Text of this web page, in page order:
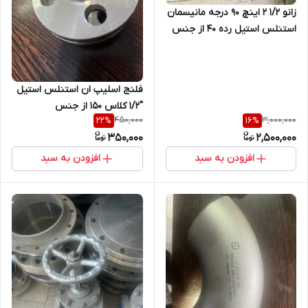
زانو 1/2 2 اینچ 90 درجه مانیسمان
استنلس استیل رده 40 از جنس
3,000,000
16%
2,500,000
افزودن به سبد
فلنج اسلیپ ان استنلس استیل
"1/2 کلاس 150 از جنس
SA182F304, ANSIB16.5 فابریک
450,000
22%
350,000
افزودن به سبد